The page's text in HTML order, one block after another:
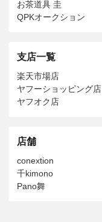
お茶道具 圭
QPKオークション
支店一覧
楽天市場店
ヤフーショッピング店
ヤフオク店
店舗
conextion
千kimono
Pano舞